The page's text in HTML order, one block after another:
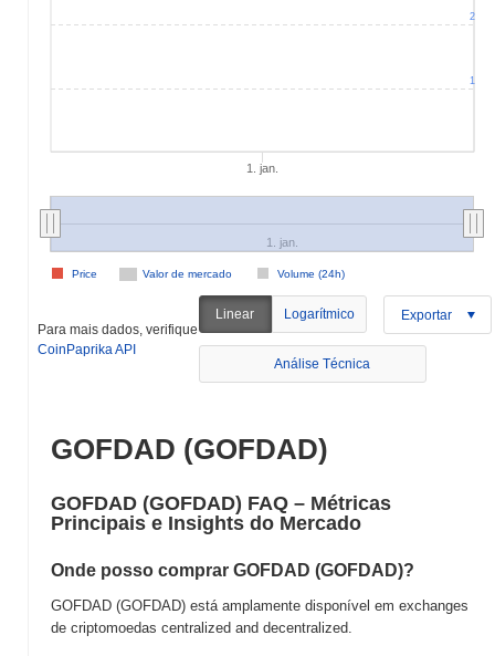
1. jan.
Valor de mercado Volume (24h)
Price
1. jan.
1
2
Para mais dados, verifique
CoinPaprika API
Linear Logarítmico Exportar
Análise Técnica
GOFDAD (GOFDAD)
GOFDAD (GOFDAD) FAQ – Métricas
Principais e Insights do Mercado
Onde posso comprar GOFDAD (GOFDAD)?
GOFDAD (GOFDAD) está amplamente disponível em exchanges
de criptomoedas centralized and decentralized.